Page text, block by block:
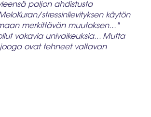
paljon ahdistusta
stressinlievityksen käytön
merkittävän muutoksen..."
vakavia univaikeuksia... Mutta
ovat tehneet valtavan